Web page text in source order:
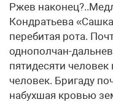
Ржев
Кондратьева
перебитая рота.
однополчан-
пятидесяти
человек. Бригаду
набухшая кровью